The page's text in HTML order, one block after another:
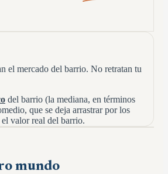
el mercado del barrio. No retratan tu
del barrio (la mediana, en términos
que se deja arrastrar por los
valor real del barrio.
mundo